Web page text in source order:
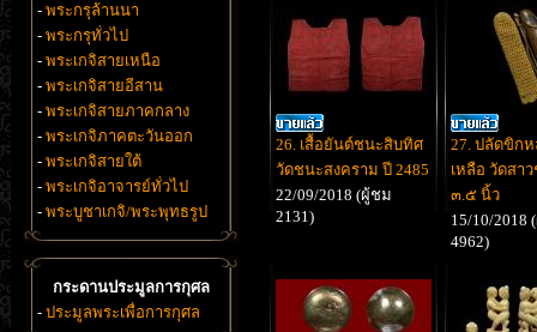
- พระกรุล้านนา
- พระกรุทั่วไป
- พระเกจิสายเหนือ
- พระเกจิสายอีสาน
- พระเกจิสายภาคกลาง
- พระเกจิภาคตะวันออก
- พระเกจิสายใต้
- พระเกจิอาจารย์ทั่วไป
- พระบูชาเกจิ/พระพุทธรูป
กระดานประมูลการกุศล
- ประมูลพระเพื่อการกุศล
26. เสื้อยันต์ชนะสิบทิศ
วัดชนะสงคราม ปี 2485
22/09/2018 (ผู้ชม
2131)
27. ปลัดขิก
เหลือ วัดสา
๓.๕ นิ้ว
15/10/2018
4962)